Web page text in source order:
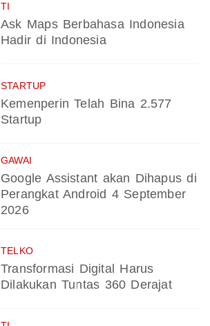
TI
Ask Maps Berbahasa Indonesia
Hadir di Indonesia
STARTUP
Kemenperin Telah Bina 2.577
Startup
GAWAI
Google Assistant akan Dihapus di
Perangkat Android 4 September
2026
TELKO
Transformasi Digital Harus
Dilakukan Tuntas 360 Derajat